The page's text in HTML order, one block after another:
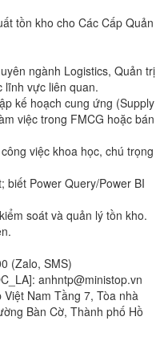
tồn kho cho Các Cấp Quản
ngành Logistics, Quản trị
lĩnh vực liên quan.
kế hoạch cung ứng (Supply
việc trong FMCG hoặc bán
việc khoa học, chú trọng
biết Power Query/Power BI
soát và quản lý tồn kho.
(Zalo, SMS)
anhntp@ministop.vn
Nam Tầng 7, Tòa nhà
Bàn Cờ, Thành phố Hồ